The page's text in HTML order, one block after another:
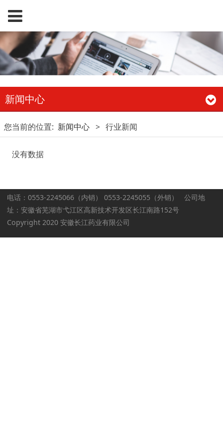
新闻中心
您当前的位置: 新闻中心 > 行业新闻
没有数据
电话：0553-2245066（内销） 0553-2245055（外销） 公司地
址：安徽省芜湖市弋江区高新技术开发区长江南路152号
Copyright 2020 安徽长江药业有限公司